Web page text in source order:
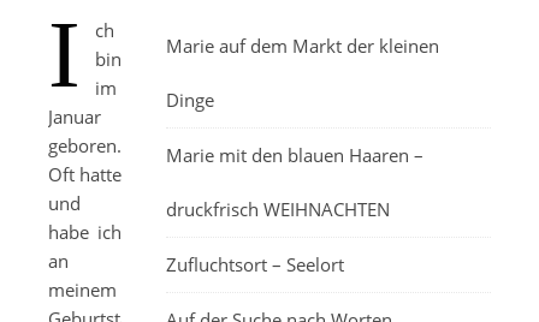
I
ch
bin
im
Januar
geboren.
Oft hatte
und
habe ich
an
meinem
Marie auf dem Markt der kleinen
Dinge
Marie mit den blauen Haaren –
druckfrisch WEIHNACHTEN
Zufluchtsort – Seelort